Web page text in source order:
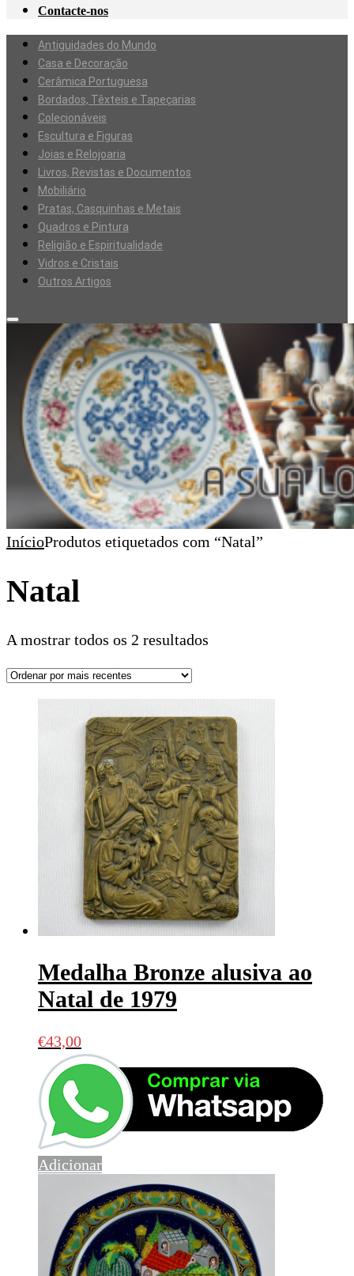
Contacte-nos
Antiguidades do Mundo
Casa e Decoração
Cerâmica Portuguesa
Bordados, Têxteis e Tapeçarias
Colecionáveis
Escultura e Figuras
Joias e Relojoaria
Livros, Revistas e Documentos
Mobiliário
Pratas, Casquinhas e Metais
Quadros e Pintura
Religião e Espiritualidade
Vidros e Cristais
Outros Artigos
InícioProdutos etiquetados com “Natal”
Natal
A mostrar todos os 2 resultados
Medalha Bronze alusiva ao
Natal de 1979
€43,00
Adicionar